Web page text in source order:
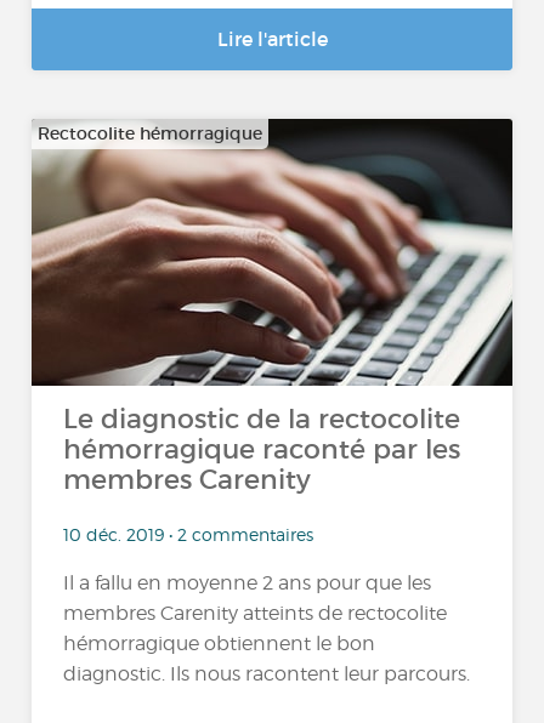
Lire l'article
Rectocolite hémorragique
Le diagnostic de la rectocolite
hémorragique raconté par les
membres Carenity
10 déc. 2019 • 2 commentaires
Il a fallu en moyenne 2 ans pour que les
membres Carenity atteints de rectocolite
hémorragique obtiennent le bon
diagnostic. Ils nous racontent leur parcours.